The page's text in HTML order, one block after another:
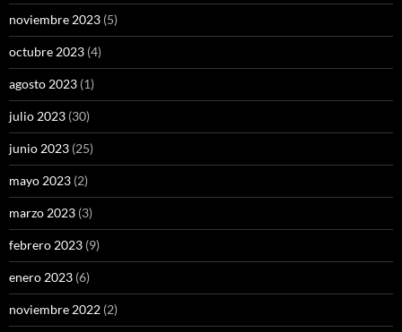
noviembre 2023 (5)
octubre 2023 (4)
agosto 2023 (1)
julio 2023 (30)
junio 2023 (25)
mayo 2023 (2)
marzo 2023 (3)
febrero 2023 (9)
enero 2023 (6)
noviembre 2022 (2)